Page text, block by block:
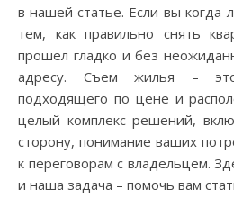
в нашей статье. Если вы когда-
тем, как правильно снять
прошел гладко и без
адресу. Съем жилья –
подходящего по цене и
целый комплекс решений,
сторону, понимание ваших
к переговорам с владельцем.
и наша задача – помочь вам